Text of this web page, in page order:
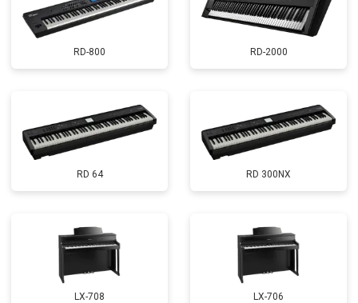
RD-800 RD-2000
RD 64 RD 300NX
LX-708 LX-706